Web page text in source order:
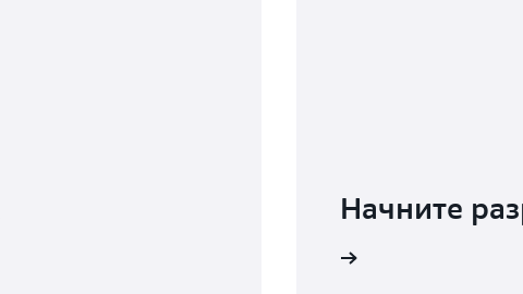
Начните